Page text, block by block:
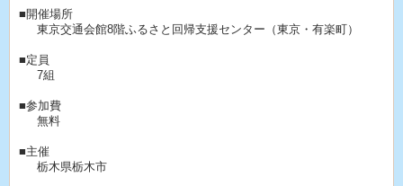
■開催場所
東京交通会館8階ふるさと回帰支援センター（東京・有楽町）
■定員
7組
■参加費
無料
■主催
栃木県栃木市